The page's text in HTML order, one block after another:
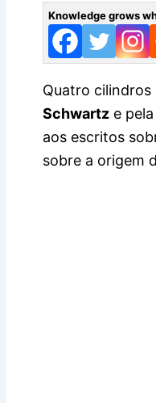
Knowledge grows
Quatro
Schwartz e
aos escritos
sobre a origem